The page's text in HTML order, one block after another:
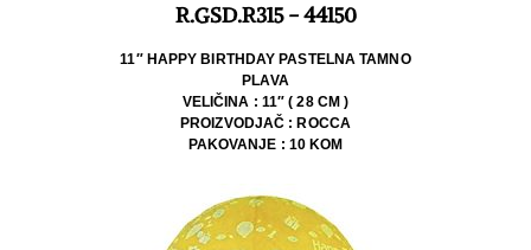
R.GSD.R315 - 44150
11″ HAPPY BIRTHDAY PASTELNA TAMNO
PLAVA
VELIČINA : 11″ ( 28 CM )
PROIZVODJAČ : ROCCA
PAKOVANJE : 10 KOM